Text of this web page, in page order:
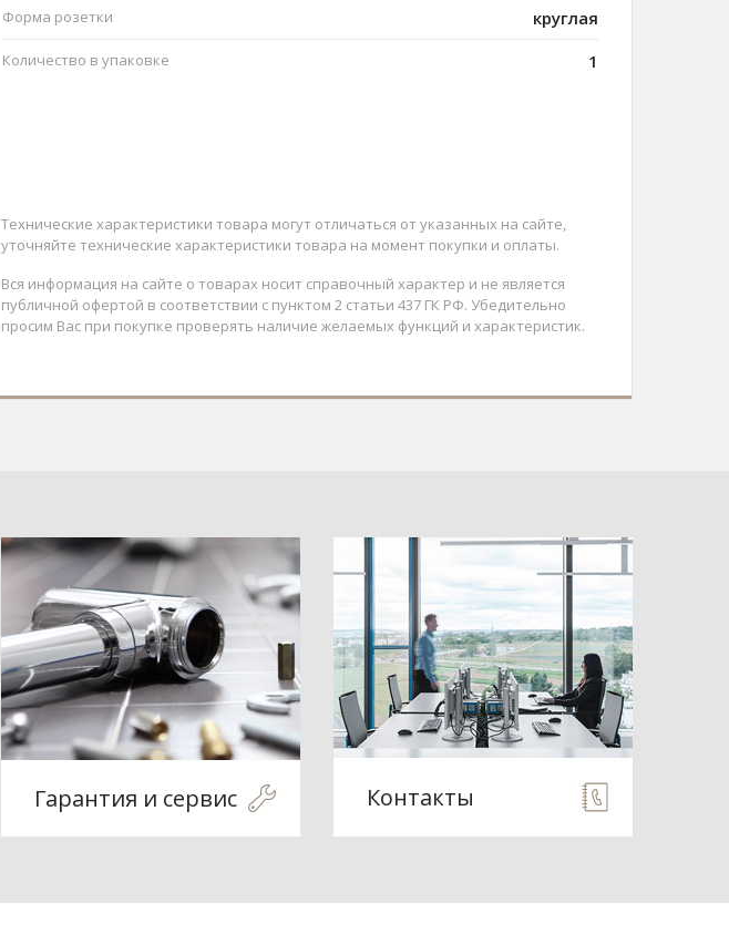
Форма розетки круглая
Количество в упаковке 1
Технические характеристики товара могут отличаться от указанных на сайте,
уточняйте технические характеристики товара на момент покупки и оплаты.
Вся информация на сайте о товарах носит справочный характер и не является
публичной офертой в соответствии с пунктом 2 статьи 437 ГК РФ. Убедительно
просим Вас при покупке проверять наличие желаемых функций и характеристик.
Гарантия и сервис Контакты